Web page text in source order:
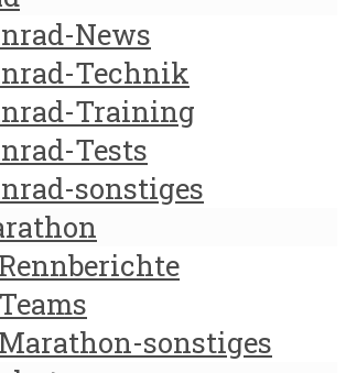
News
Technik
Training
Tests
sonstiges
sonstiges